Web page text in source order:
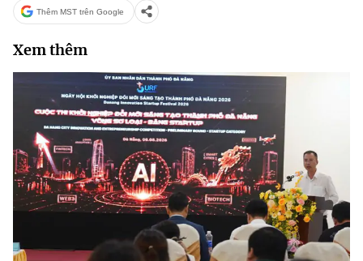
Thêm MST trên Google
Xem thêm